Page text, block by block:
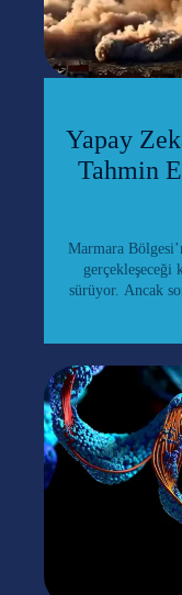
Yapay
Tahmin
Marmara
gerçekleşeceği
sürüyor. Ancak